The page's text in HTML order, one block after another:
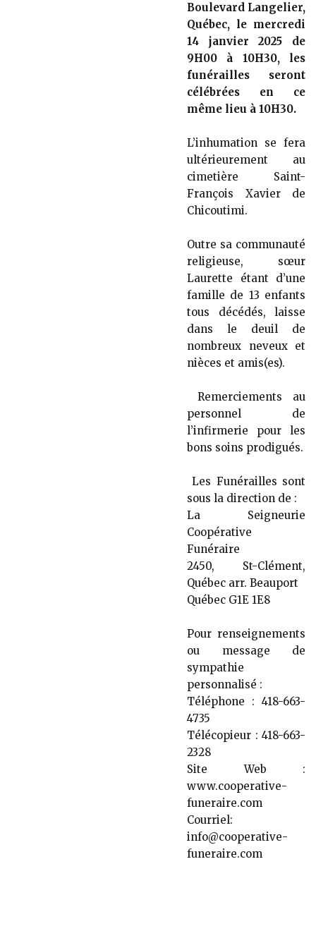
Boulevard Langelier,
Québec, le mercredi
14 janvier 2025 de
9H00 à 10H30, les
funérailles seront
célébrées en ce
même lieu à 10H30.
L’inhumation se fera
ultérieurement au
cimetière Saint-
François Xavier de
Chicoutimi.
Outre sa communauté
religieuse, sœur
Laurette étant d’une
famille de 13 enfants
tous décédés, laisse
dans le deuil de
nombreux neveux et
nièces et amis(es).
Remerciements au
personnel de
l’infirmerie pour les
bons soins prodigués.
Les Funérailles sont
sous la direction de :
La Seigneurie
Coopérative
Funéraire
2450, St-Clément,
Québec arr. Beauport
Québec G1E 1E8
Pour renseignements
ou message de
sympathie
personnalisé :
Téléphone : 418-663-
4735
Télécopieur : 418-663-
2328
Site Web :
www.cooperative-
funeraire.com
Courriel:
info@cooperative-
funeraire.com